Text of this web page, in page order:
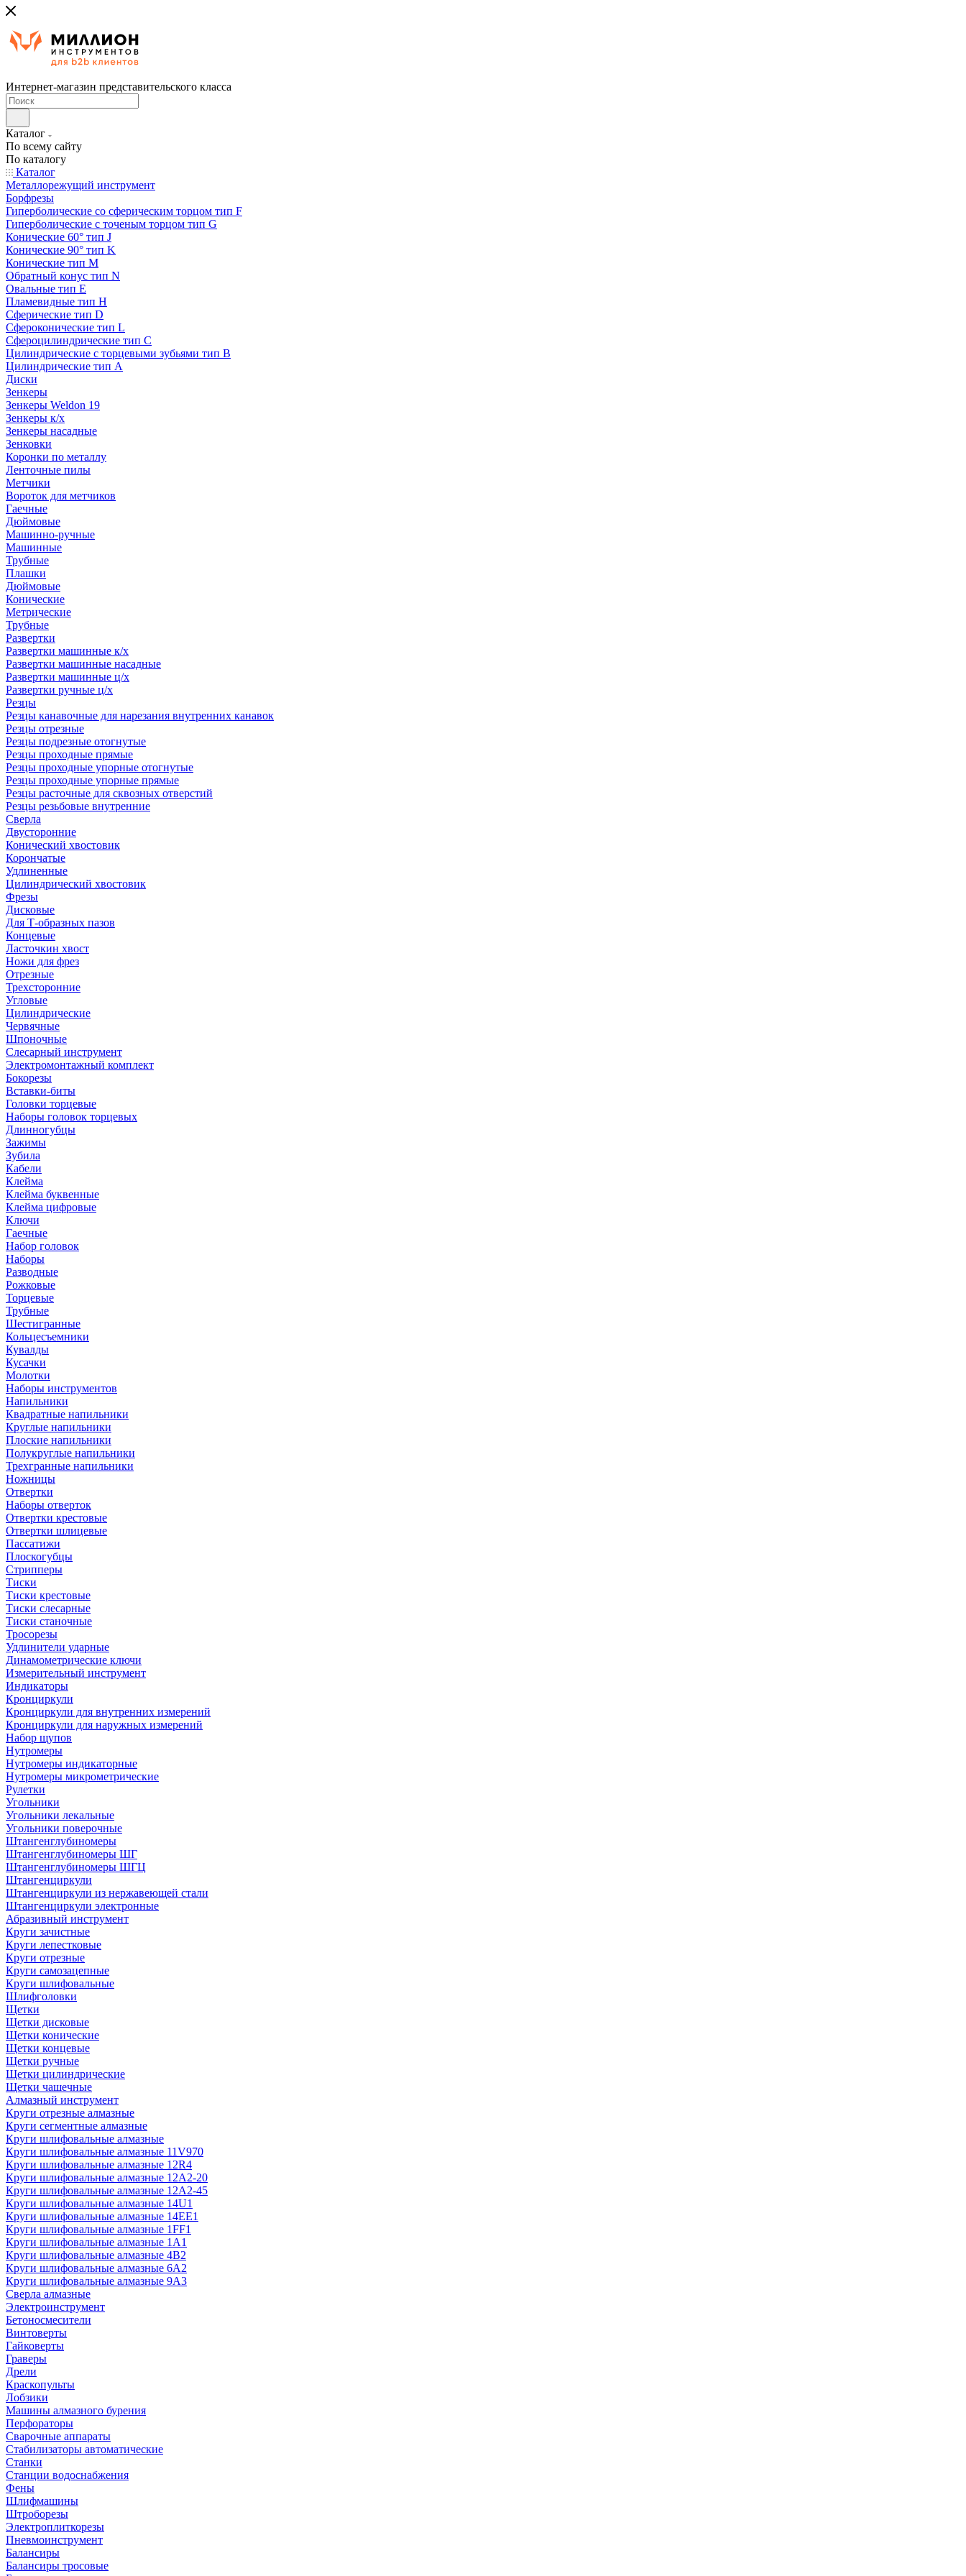
Интернет-магазин представительского класса
Каталог
По всему сайту
По каталогу
Каталог
Металлорежущий инструмент
Борфрезы
Гиперболические cо сферическим торцом тип F
Гиперболические с точеным торцом тип G
Конические 60° тип J
Конические 90° тип K
Конические тип M
Обратный конус тип N
Овальные тип E
Пламевидные тип H
Сферические тип D
Сфероконические тип L
Сфероцилиндрические тип C
Цилиндрические с торцевыми зубьями тип B
Цилиндрические тип А
Диски
Зенкеры
Зенкеры Weldon 19
Зенкеры к/х
Зенкеры насадные
Зенковки
Коронки по металлу
Ленточные пилы
Метчики
Вороток для метчиков
Гаечные
Дюймовые
Машинно-ручные
Машинные
Трубные
Плашки
Дюймовые
Конические
Метрические
Трубные
Развертки
Развертки машинные к/х
Развертки машинные насадные
Развертки машинные ц/х
Развертки ручные ц/х
Резцы
Резцы канавочные для нарезания внутренних канавок
Резцы отрезные
Резцы подрезные отогнутые
Резцы проходные прямые
Резцы проходные упорные отогнутые
Резцы проходные упорные прямые
Резцы расточные для сквозных отверстий
Резцы резьбовые внутренние
Сверла
Двусторонние
Конический хвостовик
Корончатые
Удлиненные
Цилиндрический хвостовик
Фрезы
Дисковые
Для Т-образных пазов
Концевые
Ласточкин хвост
Ножи для фрез
Отрезные
Трехсторонние
Угловые
Цилиндрические
Червячные
Шпоночные
Слесарный инструмент
Электромонтажный комплект
Бокорезы
Вставки-биты
Головки торцевые
Наборы головок торцевых
Длинногубцы
Зажимы
Зубила
Кабели
Клейма
Клейма буквенные
Клейма цифровые
Ключи
Гаечные
Набор головок
Наборы
Разводные
Рожковые
Торцевые
Трубные
Шестигранные
Кольцесъемники
Кувалды
Кусачки
Молотки
Наборы инструментов
Напильники
Квадратные напильники
Круглые напильники
Плоские напильники
Полукруглые напильники
Трехгранные напильники
Ножницы
Отвертки
Наборы отверток
Отвертки крестовые
Отвертки шлицевые
Пассатижи
Плоскогубцы
Стрипперы
Тиски
Тиски крестовые
Тиски слесарные
Тиски станочные
Тросорезы
Удлинители ударные
Динамометрические ключи
Измерительный инструмент
Индикаторы
Кронциркули
Кронциркули для внутренних измерений
Кронциркули для наружных измерений
Набор щупов
Нутромеры
Нутромеры индикаторные
Нутромеры микрометрические
Рулетки
Угольники
Угольники лекальные
Угольники поверочные
Штангенглубиномеры
Штангенглубиномеры ШГ
Штангенглубиномеры ШГЦ
Штангенциркули
Штангенциркули из нержавеющей стали
Штангенциркули электронные
Абразивный инструмент
Круги зачистные
Круги лепестковые
Круги отрезные
Круги самозацепные
Круги шлифовальные
Шлифголовки
Щетки
Щетки дисковые
Щетки конические
Щетки концевые
Щетки ручные
Щетки цилиндрические
Щетки чашечные
Алмазный инструмент
Круги отрезные алмазные
Круги сегментные алмазные
Круги шлифовальные алмазные
Круги шлифовальные алмазные 11V970
Круги шлифовальные алмазные 12R4
Круги шлифовальные алмазные 12А2-20
Круги шлифовальные алмазные 12А2-45
Круги шлифовальные алмазные 14U1
Круги шлифовальные алмазные 14ЕЕ1
Круги шлифовальные алмазные 1FF1
Круги шлифовальные алмазные 1А1
Круги шлифовальные алмазные 4В2
Круги шлифовальные алмазные 6A2
Круги шлифовальные алмазные 9А3
Сверла алмазные
Электроинструмент
Бетоносмесители
Винтоверты
Гайковерты
Граверы
Дрели
Краскопульты
Лобзики
Машины алмазного бурения
Перфораторы
Сварочные аппараты
Стабилизаторы автоматические
Станки
Станции водоснабжения
Фены
Шлифмашины
Штроборезы
Электроплиткорезы
Пневмоинструмент
Балансиры
Балансиры тросовые